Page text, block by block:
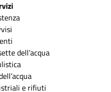
dell’acqua
e rifiuti